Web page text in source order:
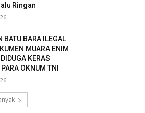
Ringan
BATU BARA ILEGAL
MUARA ENIM
KERAS
OKNUM TNI